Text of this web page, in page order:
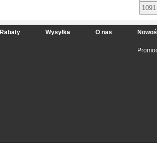
1091
Rabaty Wysyłka O nas